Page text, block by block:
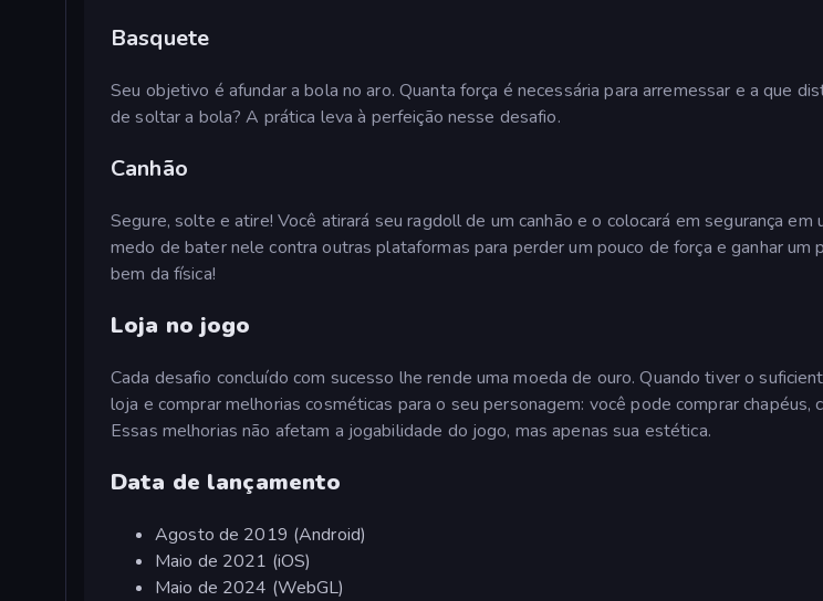
Basquete
Seu objetivo é afundar a bola no aro. Quanta força é necessária para arremessar e a que
de soltar a bola? A prática leva à perfeição nesse desafio.
Canhão
Segure, solte e atire! Você atirará seu ragdoll de um canhão e o colocará em segurança em
medo de bater nele contra outras plataformas para perder um pouco de força e ganhar um
bem da física!
Loja no jogo
Cada desafio concluído com sucesso lhe rende uma moeda de ouro. Quando tiver o
loja e comprar melhorias cosméticas para o seu personagem: você pode comprar chapéus,
Essas melhorias não afetam a jogabilidade do jogo, mas apenas sua estética.
Data de lançamento
Agosto de 2019 (Android)
Maio de 2021 (iOS)
Maio de 2024 (WebGL)